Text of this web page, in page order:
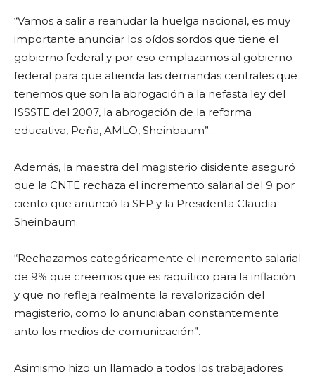
“Vamos a salir a reanudar la huelga nacional, es muy
importante anunciar los oídos sordos que tiene el
gobierno federal y por eso emplazamos al gobierno
federal para que atienda las demandas centrales que
tenemos que son la abrogación a la nefasta ley del
ISSSTE del 2007, la abrogación de la reforma
educativa, Peña, AMLO, Sheinbaum”.
Además, la maestra del magisterio disidente aseguró
que la CNTE rechaza el incremento salarial del 9 por
ciento que anunció la SEP y la Presidenta Claudia
Sheinbaum.
“Rechazamos categóricamente el incremento salarial
de 9% que creemos que es raquítico para la inflación
y que no refleja realmente la revalorización del
magisterio, como lo anunciaban constantemente
anto los medios de comunicación”.
Asimismo hizo un llamado a todos los trabajadores